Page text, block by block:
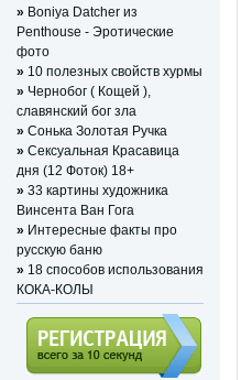
» Boniya Datcher из
Penthouse - Эротические
фото
» 10 полезных свойств хурмы
» Чернобог ( Кощей ),
славянский бог зла
» Сонька Золотая Ручка
» Сексуальная Красавица
дня (12 Фоток) 18+
» 33 картины художника
Винсента Ван Гога
» Интересные факты про
русскую баню
» 18 способов использования
КОКА-КОЛЫ